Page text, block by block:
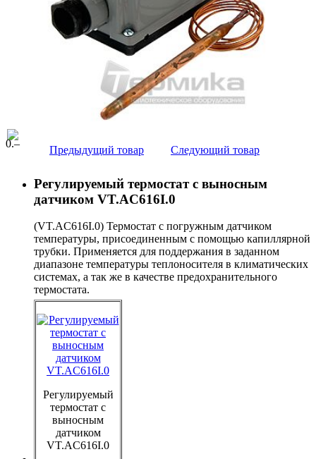
Предыдущий товар Следующий товар
0.–
Регулируемый термостат с выносным
датчиком VT.AC616I.0
(VT.AC616I.0) Термостат с погружным датчиком
температуры, присоединенным с помощью капиллярной
трубки. Применяется для поддержания в заданном
диапазоне температуры теплоносителя в климатических
системах, а так же в качестве предохранительного
термостата.
Регулируемый
термостат с
выносным
датчиком
VT.AC616I.0